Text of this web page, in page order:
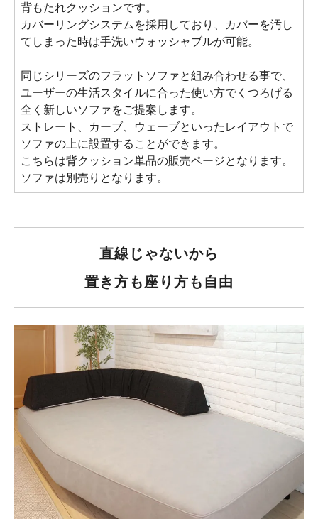
背もたれクッションです。
カバーリングシステムを採用しており、カバーを汚し
てしまった時は手洗いウォッシャブルが可能。
同じシリーズのフラットソファと組み合わせる事で、
ユーザーの生活スタイルに合った使い方でくつろげる
全く新しいソファをご提案します。
ストレート、カーブ、ウェーブといったレイアウトで
ソファの上に設置することができます。
こちらは背クッション単品の販売ページとなります。
ソファは別売りとなります。
直線じゃないから
置き方も座り方も自由